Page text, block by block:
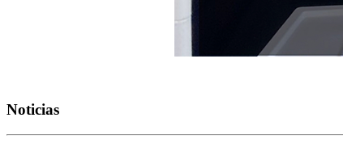
Noticias